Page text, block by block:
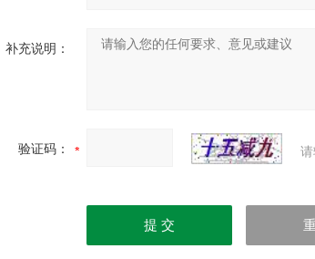
补充说明：
验证码：